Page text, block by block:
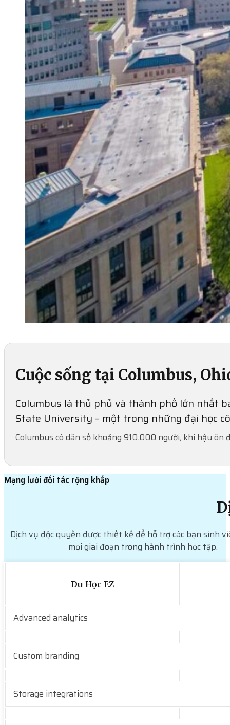
Cuộc sống tại Columbus,
Columbus là thủ phủ và thành phố lớn nhất
State University – một trong những đại học
Columbus có dân số khoảng 910.000 người, khí hậu
Mạng lưới đối tác rộng khắp
Dịch vụ độc quyền được thiết kế để hỗ trợ các bạn sinh
mọi giai đoạn trong hành trình học tập.
Du Học EZ
Advanced analytics
Custom branding
Storage integrations